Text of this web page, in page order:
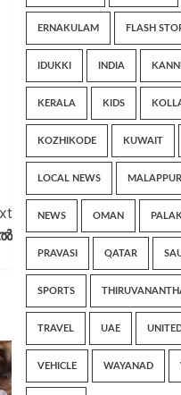
ERNAKULAM FLASH
IDUKKI INDIA
KERALA KIDS
KOZHIKODE KUWAIT
LOCAL NEWS
NEWS OMAN
PRAVASI QATAR
SPORTS
TRAVEL UAE
VEHICLE WAYANAD